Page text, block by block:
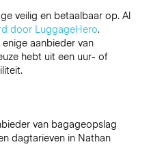
veilig en betaalbaar op. Al
door LuggageHero.
aanbieder van
hebt uit een uur- of
van bagageopslag
dagtarieven in Nathan